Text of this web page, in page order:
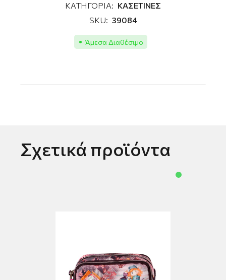
ΚΑΤΗΓΟΡΙΑ: ΚΑΣΕΤΙΝΕΣ
SKU: 39084
Άμεσα Διαθέσιμο
Σχετικά προϊόντα